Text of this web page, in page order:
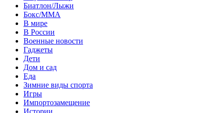
Биатлон/Лыжи
Бокс/MMA
В мире
В России
Военные новости
Гаджеты
Дети
Дом и сад
Еда
Зимние виды спорта
Игры
Импортозамещение
Истории